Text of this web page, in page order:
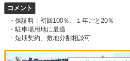
コメント
・保証料：初回100％、１年ごと20％
・駐車場用地に最適
・短期契約、敷地分割相談可